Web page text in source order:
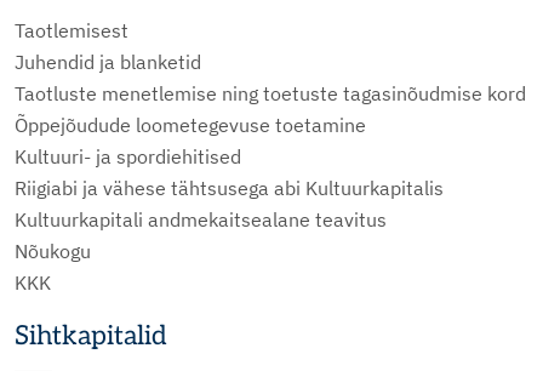
Taotlemisest
Juhendid ja blanketid
Taotluste menetlemise ning toetuste tagasinõudmise kord
Õppejõudude loometegevuse toetamine
Kultuuri- ja spordiehitised
Riigiabi ja vähese tähtsusega abi Kultuurkapitalis
Kultuurkapitali andmekaitsealane teavitus
Nõukogu
KKK
Sihtkapitalid